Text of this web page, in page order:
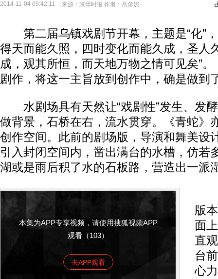
2014-11-04 09:42:11 来源： 京华时报 作者：吕彦妮
第二届乌镇戏剧节开幕，主题是“化”，
得天而能久照，四时变化而能久成，圣人
成，观其所恒，而天地万物之情可见矣”
剧作，将这一主旨放到创作中，确是做到
水剧场具有天然让“戏剧性”发生、发
做背景，石桥在右，流水贯穿。《青蛇》
创作空间。此前的剧场版，导演和舞美设
引入封闭空间内，凿出满台的水槽，仿若
湖或是雨后积了水的石板路，营造出一派
本集为APP专享视频，请使用搜狐视频APP
观看（103）
去APP观看
版
面
直
台
心